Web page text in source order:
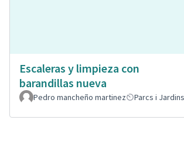
Escaleras y limpieza con
barandillas nueva
Pedro mancheño martinez Parcs i Jardins